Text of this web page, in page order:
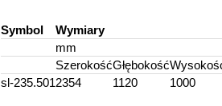
Symbol
Wymiary
mm
SzerokośćGłębokość
sl-235.5012354 1120 1000